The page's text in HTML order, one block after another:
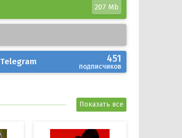
207 Mb
Telegram 451
подписчиков
Показать все